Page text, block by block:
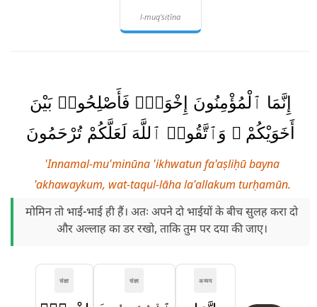
l-muq'siṭīna
إِنَّمَا ٱلْمُؤْمِنُونَ إِخْوَةٌۭ فَأَصْلِحُوا۟ بَيْنَ
أَخَوَيْكُمْ ۚ وَٱتَّقُوا۟ ٱللَّهَ لَعَلَّكُمْ تُرْحَمُونَ
'Innamal-mu'minūna 'ikhwatun fa'aṣliḥū bayna
'akhawaykum, wat-taqul-lāha la'allakum turḥamūn.
मोमिन तो भाई-भाई ही हैं। अतः अपने दो भाईयों के बीच सुलह करा दो
और अल्लाह का डर रखो, ताकि तुम पर दया की जाए।
अव्यय
संज्ञा
संज्ञा